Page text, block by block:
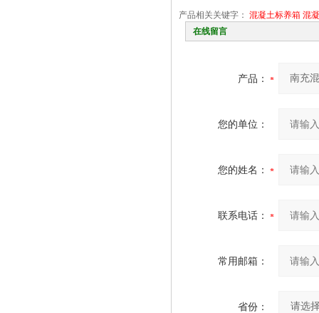
产品相关关键字： 混凝土标养箱 混
在线留言
产品：
您的单位：
您的姓名：
联系电话：
常用邮箱：
省份：